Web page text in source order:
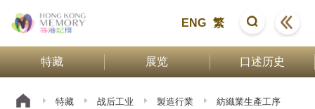
ENG 繁
特藏 展览 口述历史
特藏 战后工业 製造行業 紡織業生產工序